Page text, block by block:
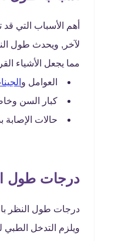
أهم الأسباب التي
لآخر, ويحدث طول
مما يجعل الأشياء
العوامل و
كبار السن
حالات الإصابة
درجات طول
درجات طول النظر
ويلزم التدخل الطبي